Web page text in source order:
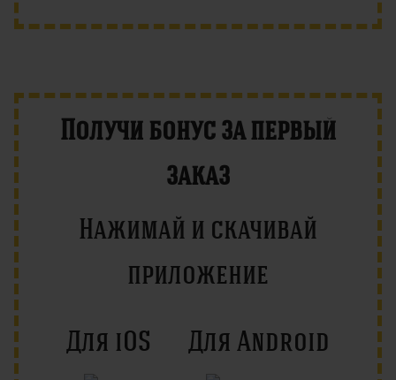
Получи бонус за первый
заказ
Нажимай и скачивай
приложение
Для iOS Для Android